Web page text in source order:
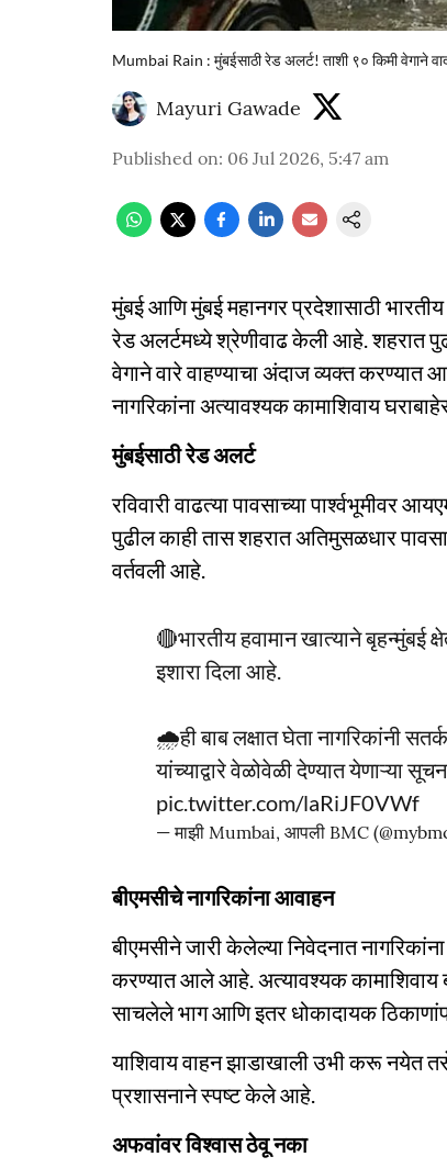
Mumbai Rain : मुंबईसाठी रेड अलर्ट! ताशी ९० किमी वेगाने
Mayuri Gawade
Published on: 06 Jul 2026, 5:47 am
मुंबई आणि मुंबई महानगर प्रदेशासाठी
रेड अलर्टमध्ये श्रेणीवाढ केली आहे. शहरात
वेगाने वारे वाहण्याचा अंदाज व्यक्त करण्यात
नागरिकांना अत्यावश्यक कामाशिवाय
मुंबईसाठी रेड अलर्ट
रविवारी वाढत्या पावसाच्या
पुढील काही तास शहरात अतिमुसळधार
वर्तवली आहे.
🔴भारतीय हवामान खात्याने बृहन्मुंबई
इशारा दिला आहे.
🌧️ही बाब लक्षात घेता नागरिकांनी
यांच्याद्वारे वेळोवेळी देण्यात येणाऱ्या
pic.twitter.com/laRiJF0VWf
— माझी Mumbai, आपली BMC
बीएमसीचे नागरिकांना आवाहन
बीएमसीने जारी केलेल्या निवेदनात
करण्यात आले आहे. अत्यावश्यक कामाशिवाय
साचलेले भाग आणि इतर धोकादायक
याशिवाय वाहन झाडाखाली उभी करू नयेत
प्रशासनाने स्पष्ट केले आहे.
अफवांवर विश्वास ठेवू नका